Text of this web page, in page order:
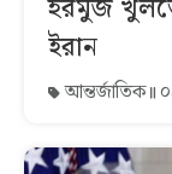
হরমুজ খুলতে
ইরান
আন্তর্জাতিক